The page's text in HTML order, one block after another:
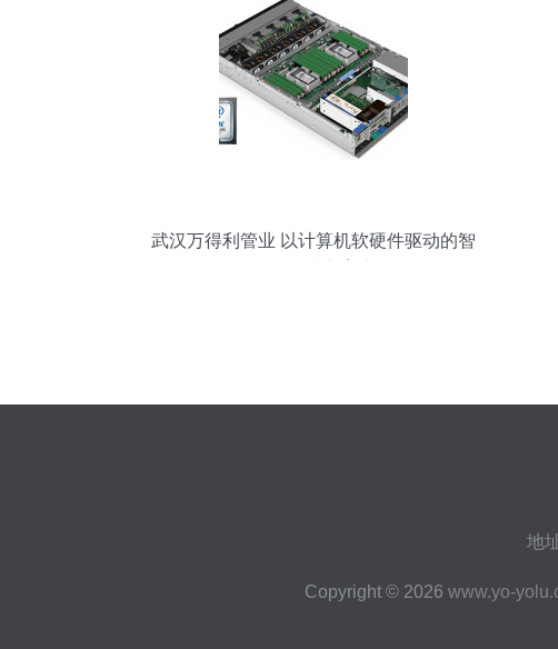
武汉万得利管业 以计算机软硬件驱动的智
地
Copyright © 2026 www.yo-